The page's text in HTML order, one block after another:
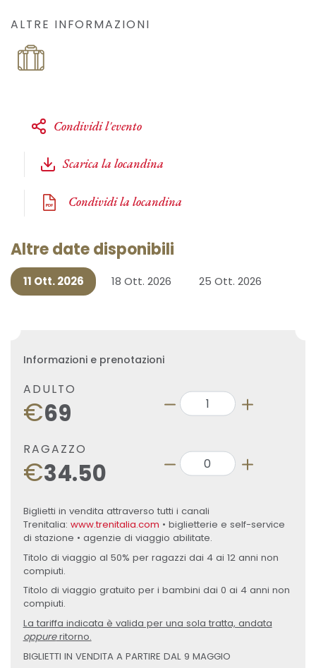
ALTRE INFORMAZIONI
Condividi l'evento
Scarica la locandina
Condividi la locandina
Altre date disponibili
11 Ott. 2026 18 Ott. 2026 25 Ott. 2026
Informazioni e prenotazioni
ADULTO
€69
RAGAZZO
€34.50
Biglietti in vendita attraverso tutti i canali
Trenitalia: www.trenitalia.com • biglietterie e self-service
di stazione • agenzie di viaggio abilitate.
Titolo di viaggio al 50% per ragazzi dai 4 ai 12 anni non
compiuti.
Titolo di viaggio gratuito per i bambini dai 0 ai 4 anni non
compiuti.
La tariffa indicata è valida per una sola tratta, andata
oppureritorno.
BIGLIETTI IN VENDITA A PARTIRE DAL 9 MAGGIO